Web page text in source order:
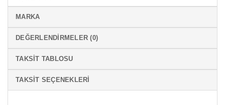
MARKA
DEĞERLENDIRMELER (0)
TAKSIT TABLOSU
TAKSIT SEÇENEKLERI